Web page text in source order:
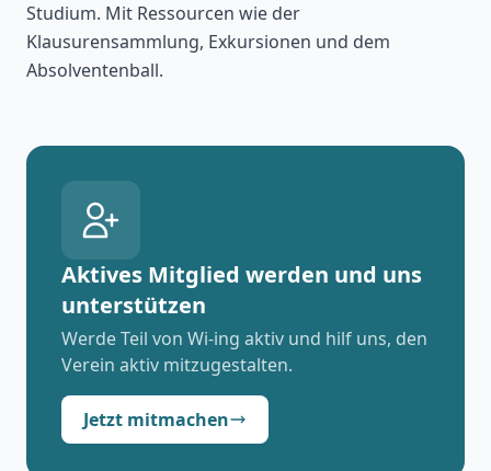
Studium. Mit Ressourcen wie der
Klausurensammlung, Exkursionen und dem
Absolventenball.
Aktives Mitglied werden und uns
unterstützen
Werde Teil von Wi-ing aktiv und hilf uns, den
Verein aktiv mitzugestalten.
Jetzt mitmachen